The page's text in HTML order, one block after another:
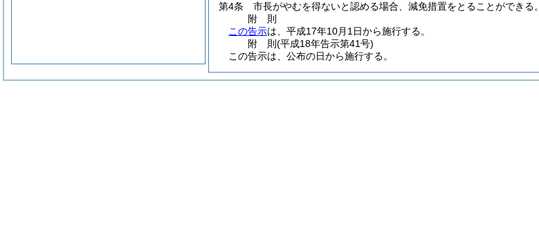
第4条
市長がやむを得ないと認める場合、減免措置をとることができる。
附 則
この告示は、平成17年10月1日から施行する。
附 則(平成18年告示第41号)
この告示は、公布の日から施行する。